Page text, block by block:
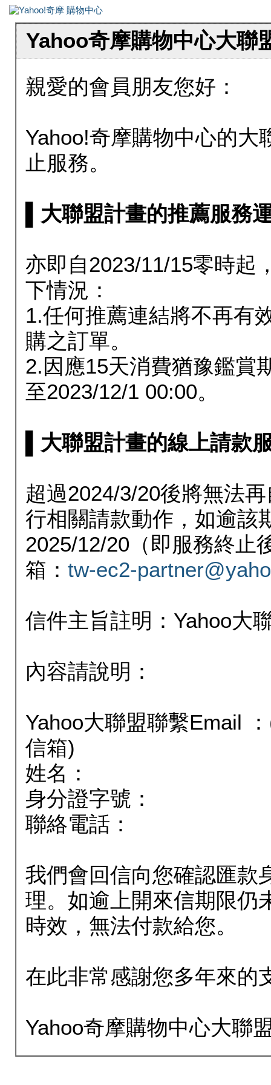
Yahoo奇摩購物中心大聯
親愛的會員朋友您好：
Yahoo!奇摩購物中心的大
止服務。
▌大聯盟計畫的推薦服務
亦即自2023/11/15零時起
下情況：
1.任何推薦連結將不再有
購之訂單。
2.因應15天消費猶豫鑑賞
至2023/12/1 00:00。
▌大聯盟計畫的線上請款
超過2024/3/20後將無法
行相關請款動作，如逾該
2025/12/20（即服務終止
箱： tw-ec2-
信件主旨註明：Yahoo大
內容請說明：
Yahoo大聯盟聯繫Email
信箱)
姓名：
身分證字號：
聯絡電話：
我們會回信向您確認匯款
理。如逾上開來信期限仍
時效，無法付款給您。
在此非常感謝您多年來的
Yahoo奇摩購物中心大